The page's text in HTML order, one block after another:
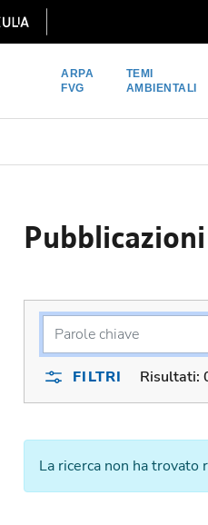
ARPA
FVG
TEMI
AMBIENTALI
FILTRI Risultati:
La ricerca non ha trovato